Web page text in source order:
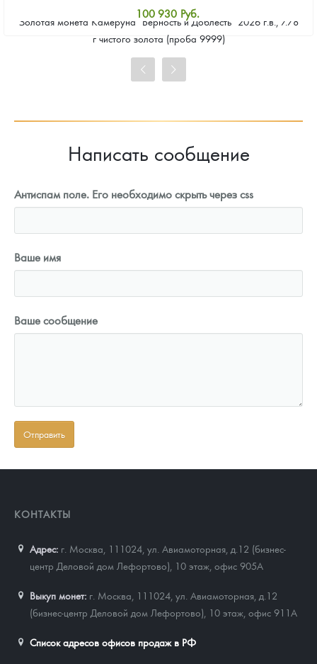
Золотая монета Камеруна "Верность и Доблесть" 2026 г.в., 7.78
г чистого золота (проба 9999)
100 930 Руб.
Стандартная цена
Цена выкупа
Написать сообщение
Антиспам поле. Его необходимо скрыть через css
Ваше имя
Ваше сообщение
КОНТАКТЫ
Адрес: г. Москва, 111024 ул. Авиамоторная, д.12 (бизнес-
центр Деловой дом Лефортово), 10 этаж, офис 905А
Выкуп монет: г. Москва, 111024, ул. Авиамоторная, д.12
(бизнес-центр Деловой дом Лефортово), 10 этаж, офис 911А
Список адресов офисов продаж в РФ